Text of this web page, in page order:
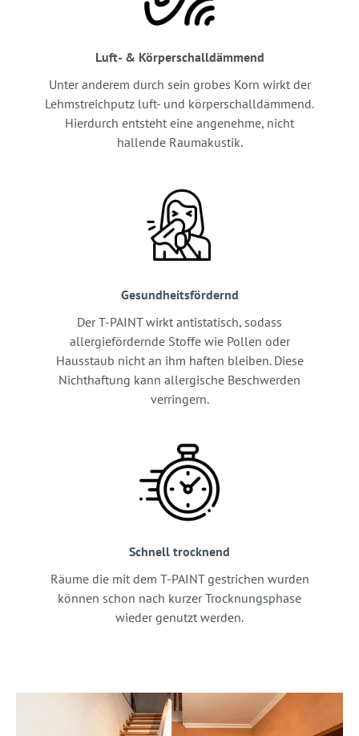
Luft- & Körperschalldämmend
Unter anderem durch sein grobes Korn wirkt der
Lehmstreichputz luft- und körperschalldämmend.
Hierdurch entsteht eine angenehme, nicht
hallende Raumakustik.
Gesundheitsfördernd
Der T-PAINT wirkt antistatisch, sodass
allergiefördernde Stoffe wie Pollen oder
Hausstaub nicht an ihm haften bleiben. Diese
Nichthaftung kann allergische Beschwerden
verringern.
Schnell trocknend
Räume die mit dem T-PAINT gestrichen wurden
können schon nach kurzer Trocknungsphase
wieder genutzt werden.